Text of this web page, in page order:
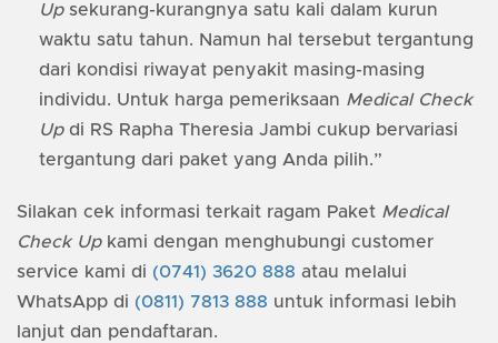
Upsekurang-kurangnya satu kali dalam kurun
waktu satu tahun. Namun hal tersebut tergantung
dari kondisi riwayat penyakit masing-masing
individu. Untuk harga pemeriksaan Medical Check
Updi RS Rapha Theresia Jambi cukup bervariasi
tergantung dari paket yang Anda pilih.”
Silakan cek informasi terkait ragam Paket Medical
Check Upkami dengan menghubungi customer
service kami di (0741) 3620 888 atau melalui
WhatsApp di (0811) 7813 888 untuk informasi lebih
lanjut dan pendaftaran.